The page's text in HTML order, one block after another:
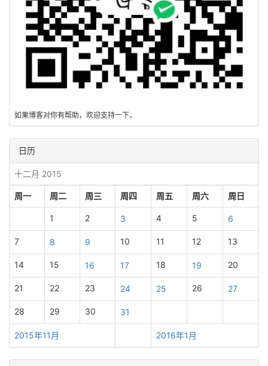
如果博客对你有帮助，欢迎支持一下。
日历
十二月 2015
周一 周二 周三 周四 周五 周六 周日
2015年11月 2016年1月
1 2 3 4 5 6
7 8 9 10 11 12 13
14 15 16 17 18 19 20
21 22 23 24 25 26 27
28 29 30 31